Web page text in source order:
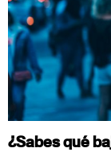
¿Sabes qué